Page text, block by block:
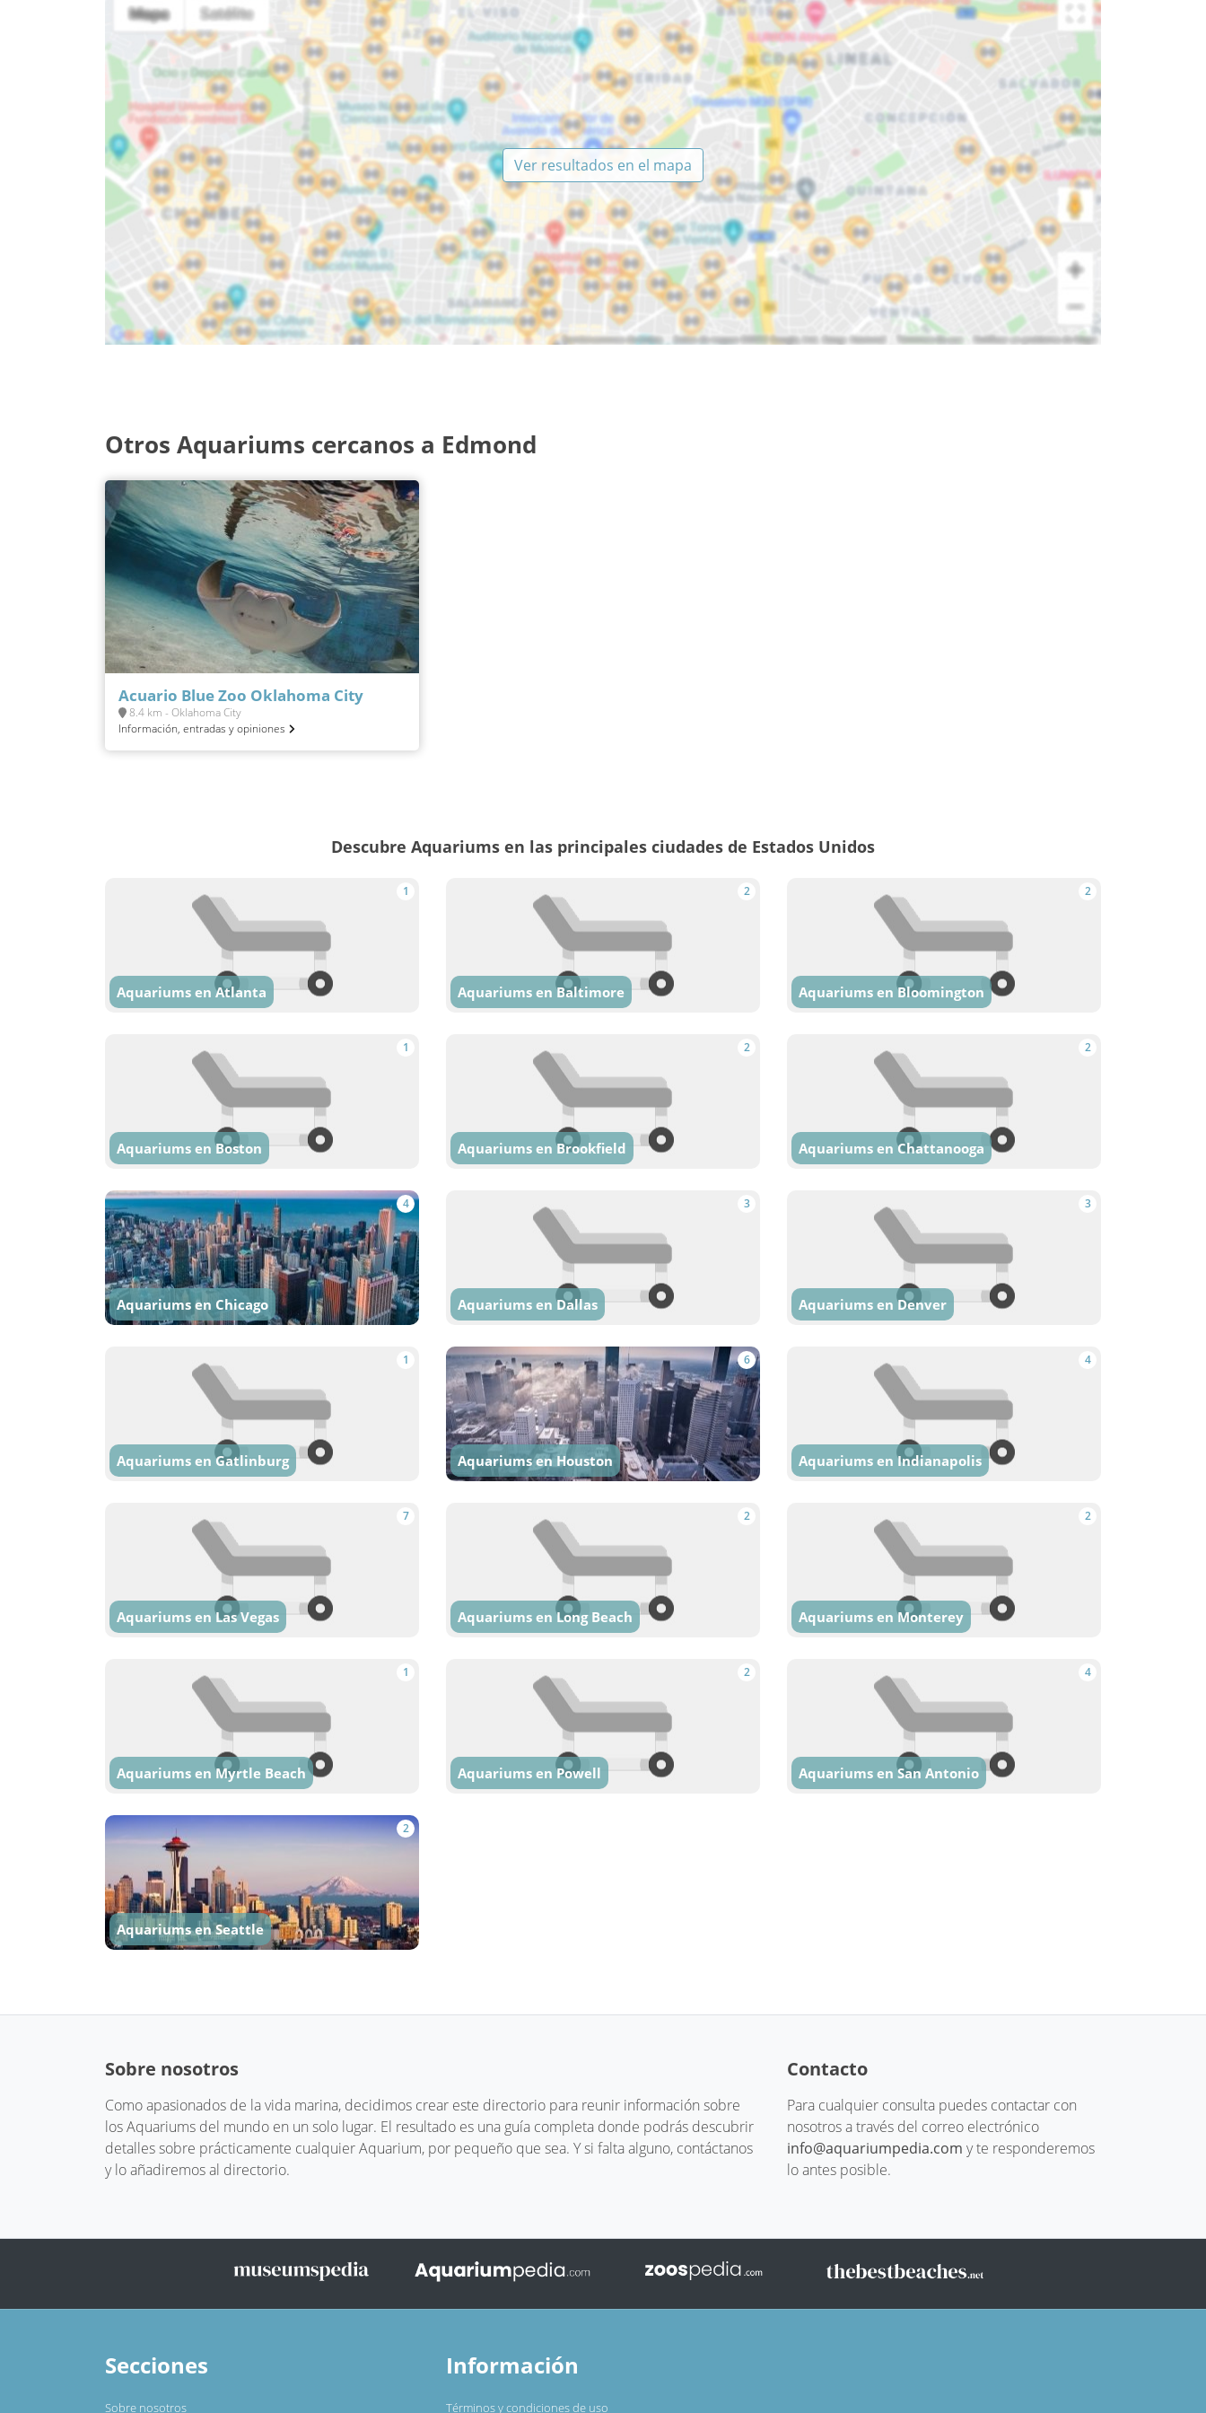
Ver resultados en el mapa
Otros Aquariums cercanos a Edmond
Acuario Blue Zoo Oklahoma City
8.4 km - Oklahoma City
Información, entradas y opiniones
Descubre Aquariums en las principales ciudades de Estados Unidos
1
Aquariums en Atlanta
2
Aquariums en Baltimore
2
Aquariums en Bloomington
1
Aquariums en Boston
2
Aquariums en Brookfield
2
Aquariums en Chattanooga
4
Aquariums en Chicago
3
Aquariums en Dallas
3
Aquariums en Denver
1
Aquariums en Gatlinburg
6
Aquariums en Houston
4
Aquariums en Indianapolis
7
Aquariums en Las Vegas
2
Aquariums en Long Beach
2
Aquariums en Monterey
1
Aquariums en Myrtle Beach
2
Aquariums en Powell
4
Aquariums en San Antonio
2
Aquariums en Seattle
Sobre nosotros
Como apasionados de la vida marina, decidimos crear este directorio para reunir información sobre
los Aquariums del mundo en un solo lugar. El resultado es una guía completa donde podrás descubrir
detalles sobre prácticamente cualquier Aquarium, por pequeño que sea. Y si falta alguno, contáctanos
y lo añadiremos al directorio.
Contacto
Para cualquier consulta puedes contactar con
nosotros a través del correo electrónico
info@aquariumpedia.com y te responderemos
lo antes posible.
Secciones
Sobre nosotros
Información
Términos y condiciones de uso